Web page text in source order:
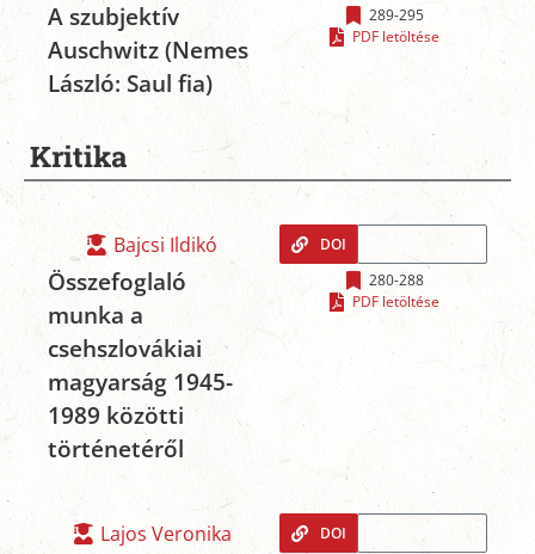
A szubjektív
Auschwitz (Nemes
László: Saul fia)
289-295
PDF letöltése
Kritika
Bajcsi Ildikó
Összefoglaló
munka a
csehszlovákiai
magyarság 1945-
1989 közötti
történetéről
DOI
280-288
PDF letöltése
Lajos Veronika
DOI